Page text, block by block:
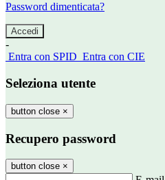
Password dimenticata?
-
Entra con SPID Entra con CIE
Seleziona utente
button close ×
Recupero password
button close ×